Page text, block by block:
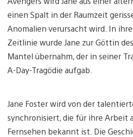
einen Spalt in der Raumzeit
Anomalien verursacht wird. In
Zeitlinie wurde Jane zur Göttin
Mantel übernahm, der in seiner
A-Day-Tragödie aufgab.
Jane Foster wird von der
synchronisiert, die für ihre Arbeit
Fernsehen bekannt ist. Die